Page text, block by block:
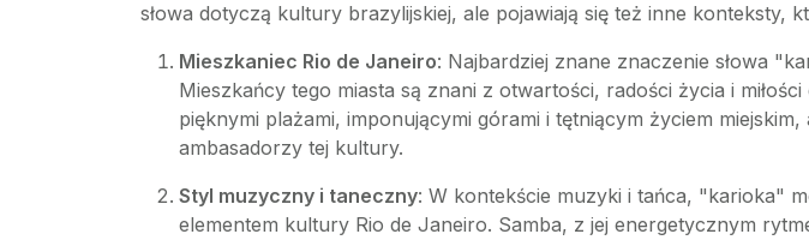
słowa dotyczą kultury brazylijskiej, ale pojawiają się też inne konteksty,
Mieszkaniec Rio de Janeiro: Najbardziej znane znaczenie słowa
Mieszkańcy tego miasta są znani z otwartości, radości życia i
pięknymi plażami, imponującymi górami i tętniącym życiem
ambasadorzy tej kultury.
Styl muzyczny i taneczny: W kontekście muzyki i tańca, "karioka"
elementem kultury Rio de Janeiro. Samba, z jej energetycznym